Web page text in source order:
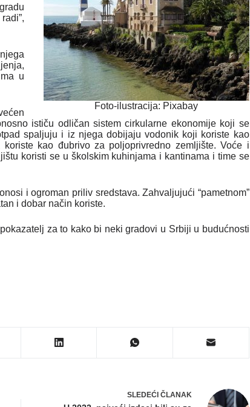
Foto-ilustracija: Pixabay
u
ističu odličan sistem cirkularne ekonomije koji se
spaljuju i iz njega dobijaju vodonik koji koriste kao
kao đubrivo za poljoprivredno zemljište. Voće i
koristi se u školskim kuhinjama i kantinama i time se
i ogroman priliv sredstava. Zahvaljujući “pametnom”
i dobar način koriste.
za to kako bi neki gradovi u Srbiji u budućnosti
SLEDEĆI ČLANAK